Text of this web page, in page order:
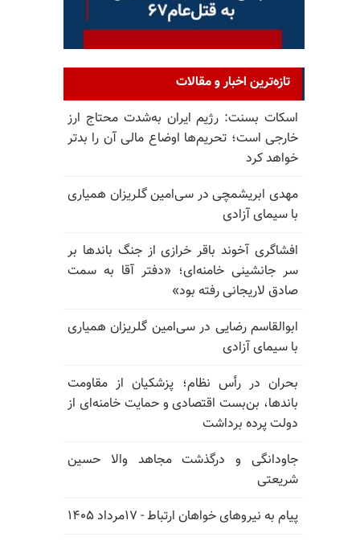
تازه‌ترین اخبار و مقالات
اسکات بسنت: رژیم ایران به‌شدت محتاج ارز
خارجی است؛ تحریم‌ها اوضاع مالی آن را بدتر
خواهد کرد
مهدی ابریشمچی در سی‌امین گلریزان همیاری
با سیمای آزادی
افشاگری آخوند باقر خرازی از جنگ باندها بر
سر جانشینی خامنه‌ای؛ «دفتر آقا به سمت
صادق لاریجانی رفته بود»
ابوالقاسم رضایی در سی‌امین گلریزان همیاری
با سیمای آزادی
بحران در رأس نظام؛ پزشکیان از مقاومت
باندها، بن‌بست اقتصادی و حمایت خامنه‌ای از
دولت پرده برداشت
جاودانگی و درگذشت مجاهد والا حسین
شریعتی
پیام به نیروهای خواهان ارتباط - ۱۷مرداد ۱۴۰۵